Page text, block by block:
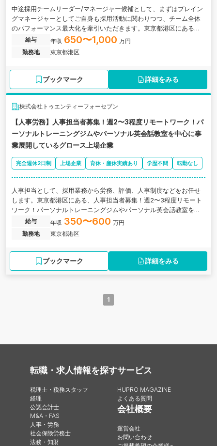
中途採用チームリーダー/マネージャー候補として、まずはプレイン
グマネージャーとしてご自身も採用活動に関わりつつ、チーム全体
のパフォーマンス最大化を牽引いただきます。東京都港区にある、
約6年でワーカー数1,000万人突破のスキマバイトサービスを運営す
るグロース市場上場企業の求人です。
給与 年収 650〜1,000 万円
勤務地
東京都港区
ブックマーク 詳細をみる
株式会社トゥエンティーフォーセブン
【人事労務】人事担当者募集！週2〜3程度リモートワーク！パ
ーソナルトレーニングジムやパーソナル英会話教室を中心に事
業展開しているグロース上場企業
完全週休2日制 上場企業 育休・産休実績あり 学歴不問 転勤なし
人事担当として、採用業務から労務、評価、人事制度などをお任せ
します。東京都港区にある、人事担当者募集！週2〜3程度リモート
ワーク！パーソナルトレーニングジムやパーソナル英会話教室を中
心に事業展開しているグロース上場企業の求人です。
給与 年収 350〜600 万円
勤務地
東京都港区
ブックマーク 詳細をみる
1
転職・求人情報を探す
税理士・税務スタッフ
経理
公認会計士
M&A・FAS
人事・労務
社会保険労務士
法務・知財
サービス
HUPRO MAGAZINE
よくある質問
会社概要
運営会社
お問い合わせ